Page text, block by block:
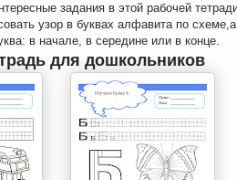
задания в этой рабочей
узор в буквах алфавита по
в начале, в середине или в конце.
для дошкольников